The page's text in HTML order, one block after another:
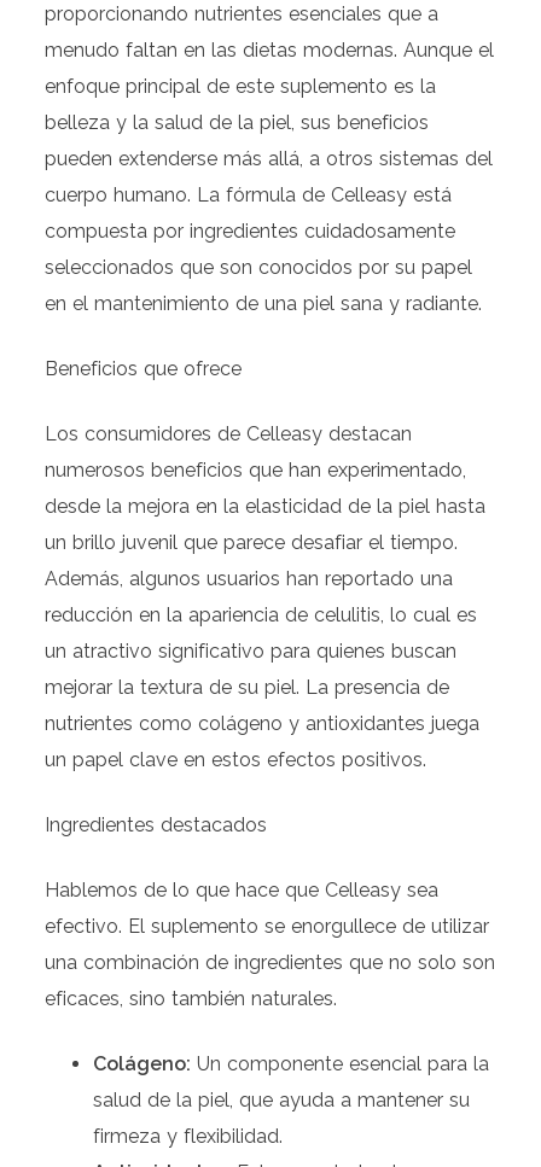
proporcionando nutrientes esenciales que a
menudo faltan en las dietas modernas. Aunque el
enfoque principal de este suplemento es la
belleza y la salud de la piel, sus beneficios
pueden extenderse más allá, a otros sistemas del
cuerpo humano. La fórmula de Celleasy está
compuesta por ingredientes cuidadosamente
seleccionados que son conocidos por su papel
en el mantenimiento de una piel sana y radiante.
Beneficios que ofrece
Los consumidores de Celleasy destacan
numerosos beneficios que han experimentado,
desde la mejora en la elasticidad de la piel hasta
un brillo juvenil que parece desafiar el tiempo.
Además, algunos usuarios han reportado una
reducción en la apariencia de celulitis, lo cual es
un atractivo significativo para quienes buscan
mejorar la textura de su piel. La presencia de
nutrientes como colágeno y antioxidantes juega
un papel clave en estos efectos positivos.
Ingredientes destacados
Hablemos de lo que hace que Celleasy sea
efectivo. El suplemento se enorgullece de utilizar
una combinación de ingredientes que no solo son
eficaces, sino también naturales.
Colágeno: Un componente esencial para la
salud de la piel, que ayuda a mantener su
firmeza y flexibilidad.